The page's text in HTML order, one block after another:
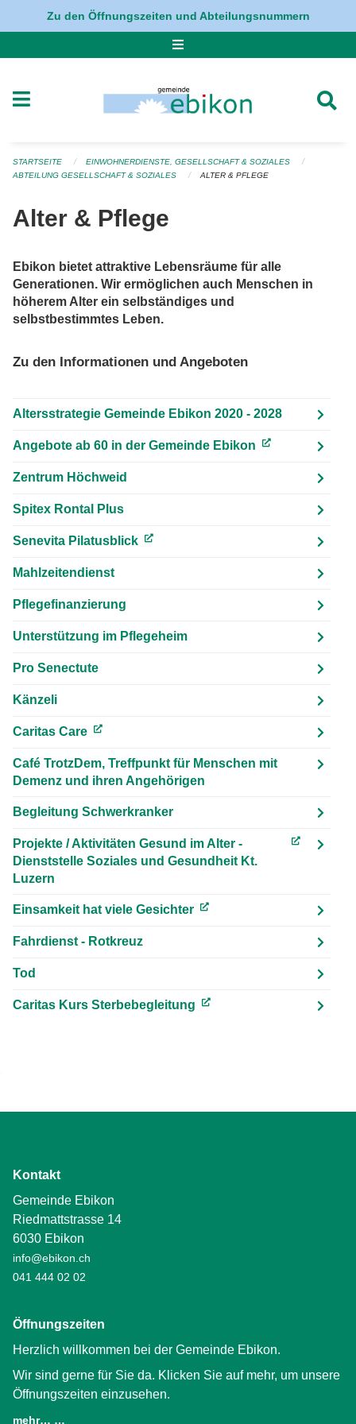
Navigation überspringen
Zu den Öffnungszeiten und Abteilungsnummern
STARTSEITE
EINWOHNERDIENSTE, GESELLSCHAFT & SOZIALES
ABTEILUNG GESELLSCHAFT & SOZIALES
ALTER & PFLEGE
Alter & Pflege
Ebikon bietet attraktive Lebensräume für alle
Generationen. Wir ermöglichen auch Menschen in
höherem Alter ein selbständiges und
selbstbestimmtes Leben.
Zu den Informationen und Angeboten
Altersstrategie Gemeinde Ebikon 2020 - 2028
Angebote ab 60 in der Gemeinde Ebikon
(External Link)
Zentrum Höchweid
Spitex Rontal Plus
Senevita Pilatusblick
(External Link)
Mahlzeitendienst
Pflegefinanzierung
Unterstützung im Pflegeheim
Pro Senectute
Känzeli
Caritas Care
(External Link)
Café TrotzDem, Treffpunkt für Menschen mit
Demenz und ihren Angehörigen
Begleitung Schwerkranker
Projekte / Aktivitäten Gesund im Alter -
Dienststelle Soziales und Gesundheit Kt.
Luzern
(External Link)
Einsamkeit hat viele Gesichter
(External Link)
Fahrdienst - Rotkreuz
Tod
Caritas Kurs Sterbebegleitung
(External Link)
Kontakt
Gemeinde Ebikon
Riedmattstrasse 14
6030 Ebikon
info@ebikon.ch
041 444 02 02
Öffnungszeiten
Herzlich willkommen bei der Gemeinde Ebikon.
Wir sind gerne für Sie da. Klicken Sie auf mehr, um unsere
Öffnungszeiten einzusehen.
mehr… …